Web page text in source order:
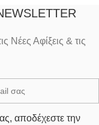
Νέες Αφίξεις & τις
αποδέχεστε την